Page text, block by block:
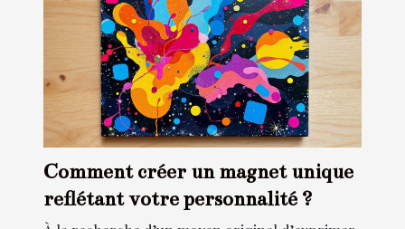
Comment créer un magnet unique
reflétant votre personnalité ?